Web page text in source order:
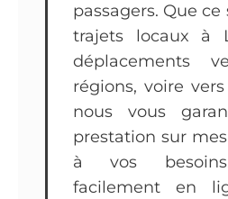
passagers. Que
trajets locaux à
déplacements
régions, voire
nous vous
prestation sur
à vos
facilement en